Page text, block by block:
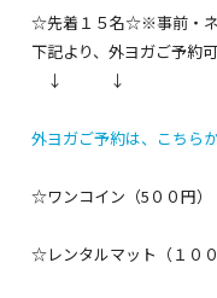
☆先着１５名☆※事前・ネ
下記より、外ヨガご予約可
↓ ↓
外ヨガご予約は、こちら
☆ワンコイン（5００円）
☆レンタルマット（１００